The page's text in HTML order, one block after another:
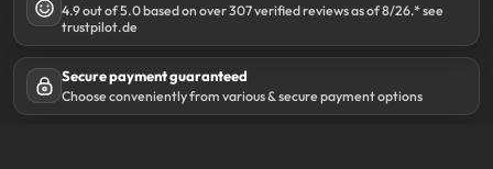
4.9 out of 5.0 based on over 307 verified reviews as of 8/26.* see
trustpilot.de
Secure payment guaranteed
Choose conveniently from various & secure payment options